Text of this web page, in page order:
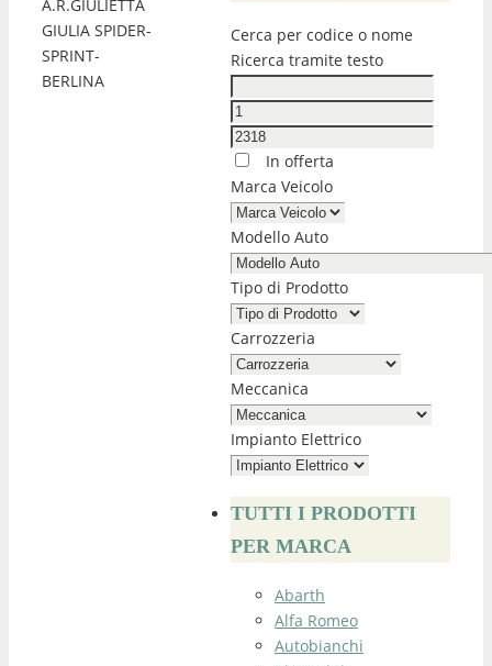
A.R.GIULIETTA
GIULIA SPIDER-
SPRINT-
BERLINA
Cerca per codice o nome
Ricerca tramite testo
In offerta
Marca Veicolo
Modello Auto
Tipo di Prodotto
Carrozzeria
Meccanica
Impianto Elettrico
TUTTI I PRODOTTI
PER MARCA
Abarth
Alfa Romeo
Autobianchi